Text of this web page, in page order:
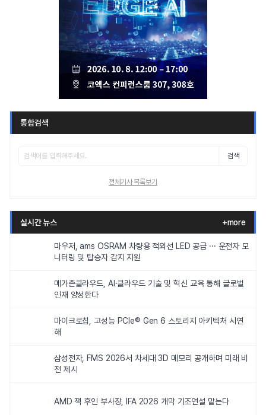
통합검색
검색
전체기사 목록보기
실시간 뉴스 +more
마우저, ams OSRAM 차량용 적외선 LED 공급 ··· 운전자 모
니터링 및 탑승자 감지 지원
메가존클라우드, AI·클라우드 기술 및 혁신 교육 통해 글로벌
인재 양성한다
마이크로칩, 고성능 PCIe® Gen 6 스토리지 아키텍처 시연
해
삼성전자, FMS 2026서 차세대 3D 메모리 공개하며 미래 비
전 제시
AMD 잭 후인 부사장, IFA 2026 개막 기조연설 맡는다